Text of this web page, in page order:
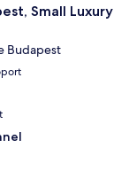
Small Luxury
Budapest